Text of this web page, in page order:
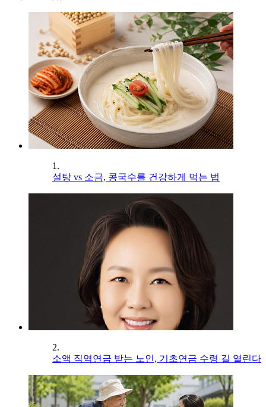
1.
설탕 vs 소금, 콩국수를 건강하게 먹는 법
2.
소액 직역연금 받는 노인, 기초연금 수령 길 열린다